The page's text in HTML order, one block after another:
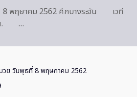
8 พฤษาคม 2562 ศึกบางระจัน เวที
น. …
วย วันพุธที่ 8 พฤษภาคม 2562